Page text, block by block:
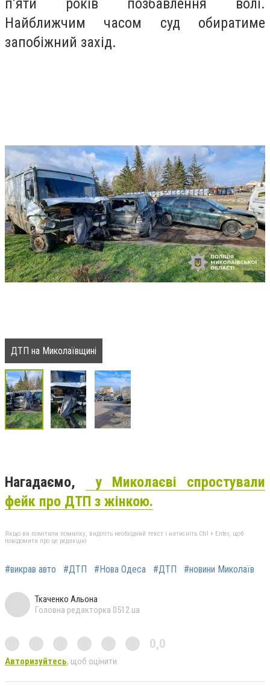
Найближчим часом суд обиратиме
запобіжний захід.
ДТП на Миколаївщині
Нагадаємо,
у Миколаєві спростували
фейк про ДТП з жінкою.
Якщо ви помітили помилку, виділіть необхідний текст і натисніть Ctrl + Enter, щоб
повідомити про це редакцію
#викрав авто #ДТП #Нова Одеса #ДТП #новини Миколаїв
Ткаченко Альона
Головна редакторка 0512.ua
0,0
Авторизуйтесь, щоб оцінити